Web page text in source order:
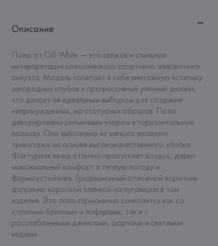
Описание
Поло от Off-White — это свежая и стильная
интерпретация классического спортивно-элегантного
силуэта. Модель сочетает в себе винтажную эстетику
загородных клубов и прогрессивный уличный дизайн,
что делает ее идеальным выбором для создания
непринужденных, но статусных образов. Поло
декорировано ритмичным узором в горизонтальную
полоску. Оно выполнено из мягкого вязаного
трикотажа на основе высококачественного хлопка.
Фактурная вязка отлично пропускает воздух, дарит
максимальный комфорт в теплую погоду и
формоустойчива. Традиционный отложной воротник
дополнен короткой планкой на пуговицах в тон
изделия. Это поло гармонично сочетается как со
строгими брюками и лоферами, так и с
расслабленными джинсами, шортами и светлыми
кедами.